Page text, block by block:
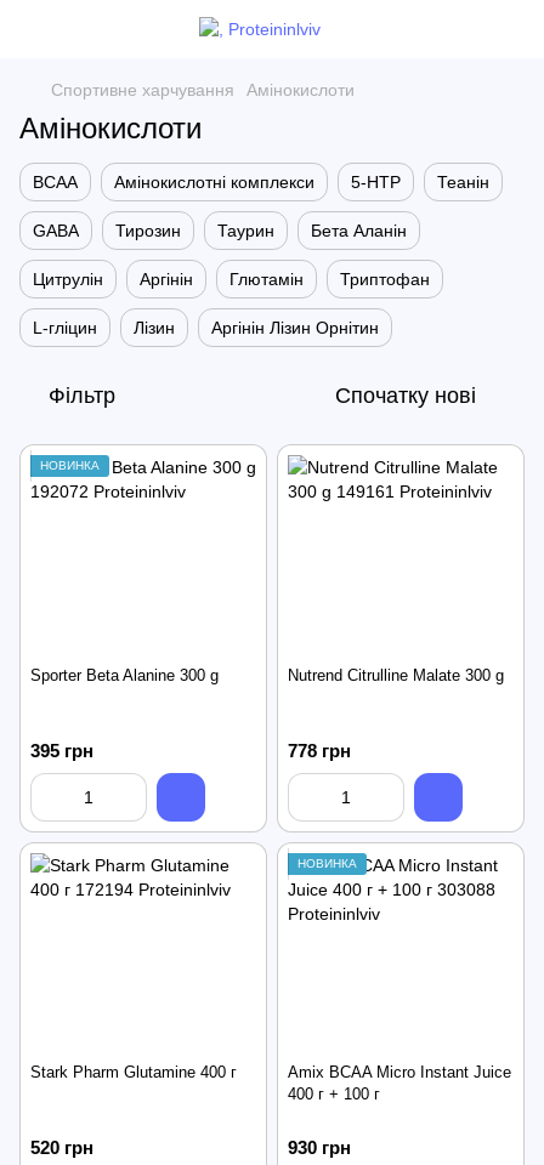
Спортивне харчування Амінокислоти
Амінокислоти
BCAA Амінокислотні комплекси 5-HTP Теанін
GABA Тирозин Таурин Бета Аланін
Цитрулін Аргінін Глютамін Триптофан
L-гліцин Лізин Аргінін Лізин Орнітин
Фільтр Спочатку нові
НОВИНКА
Sporter Beta Alanine 300 g
395 грн
Nutrend Citrulline Malate 300 g
778 грн
Stark Pharm Glutamine 400 г
520 грн
НОВИНКА
Amix BCAA Micro Instant Juice
400 г + 100 г
930 грн